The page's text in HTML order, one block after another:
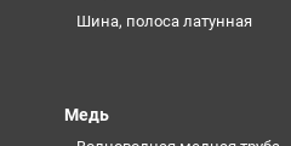
Шина, полоса латунная
Медь